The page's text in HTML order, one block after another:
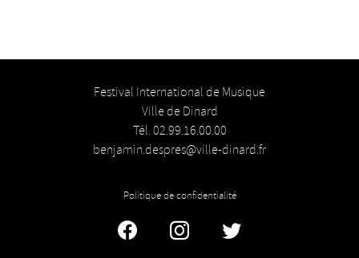
Festival International de Musique
Ville de Dinard
Tél. 02.99.16.00.00
benjamin.despres@ville-dinard.fr
Politique de confidentialité
FacebookInstagram